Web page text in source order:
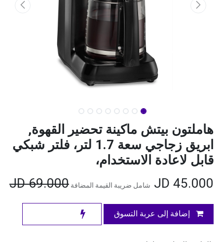
هاملتون بيتش ماكينة تحضير القهوة,
ابريق زجاجي سعة 1.7 لتر، فلتر شبكي
قابل لاعادة الاستخدام،
45.000
شامل ضريبة القيمة المضافة 69.000
JD
إضافة إلى عربة التسوق